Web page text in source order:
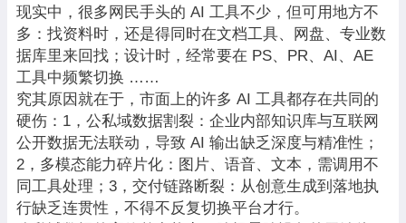
现实中，很多网民手头的 AI 工具不少，但可用地方不
多：找资料时，还是得同时在文档工具、网盘、专业数
据库里来回找；设计时，经常要在 PS、PR、AI、AE
工具中频繁切换 ……
究其原因就在于，市面上的许多 AI 工具都存在共同的
硬伤：1，公私域数据割裂：企业内部知识库与互联网
公开数据无法联动，导致 AI 输出缺乏深度与精准性；
2，多模态能力碎片化：图片、语音、文本，需调用不
同工具处理；3，交付链路断裂：从创意生成到落地执
行缺乏连贯性，不得不反复切换平台才行。